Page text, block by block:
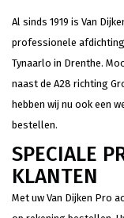
Al sinds 1919 is Van
professionele
Tynaarlo in Drenthe.
naast de A28 richting
hebben wij nu ook een
bestellen.
SPECIALE
KLANTEN
Met uw Van Dijken Pro